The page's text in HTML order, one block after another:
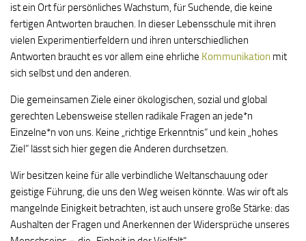
ist ein Ort für persönliches Wachstum, für Suchende, die keine
fertigen Antworten brauchen. In dieser Lebensschule mit ihren
vielen Experimentierfeldern und ihren unterschiedlichen
Antworten braucht es vor allem eine ehrliche Kommunikation mit
sich selbst und den anderen.
Die gemeinsamen Ziele einer ökologischen, sozial und global
gerechten Lebensweise stellen radikale Fragen an jede*n
Einzelne*n von uns. Keine „richtige Erkenntnis“ und kein „hohes
Ziel“ lässt sich hier gegen die Anderen durchsetzen.
Wir besitzen keine für alle verbindliche Weltanschauung oder
geistige Führung, die uns den Weg weisen könnte. Was wir oft als
mangelnde Einigkeit betrachten, ist auch unsere große Stärke: das
Aushalten der Fragen und Anerkennen der Widersprüche unseres